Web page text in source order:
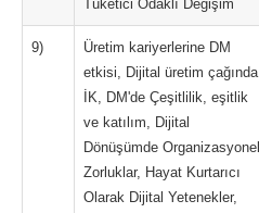
Tüketici Odaklı Değişim
9)
Üretim kariyerlerine DM
etkisi, Dijital üretim çağında
İK, DM'de Çeşitlilik, eşitlik
ve katılım, Dijital
Dönüşümde Organizasyonel
Zorluklar, Hayat Kurtarıcı
Olarak Dijital Yetenekler,